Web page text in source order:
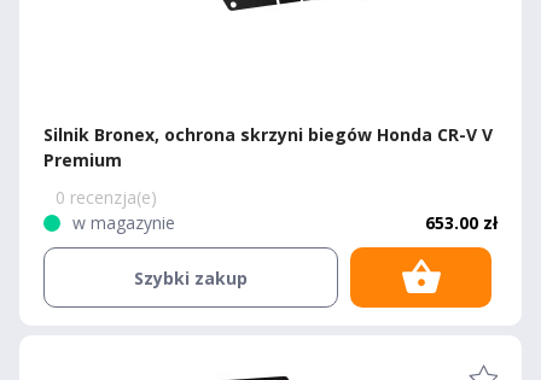
Silnik Bronex, ochrona skrzyni biegów Honda CR-V V
Premium
0 recenzja(e)
w magazynie
653.00 zł
Szybki zakup